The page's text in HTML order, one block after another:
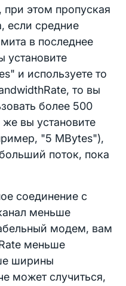
этом пропуская
если средние
в последнее
установите
и используете то
то вы
более 500
вы установите
"5 MBytes"),
поток, пока
соединение с
меньше
модем, вам
меньше
ширины
может случиться,